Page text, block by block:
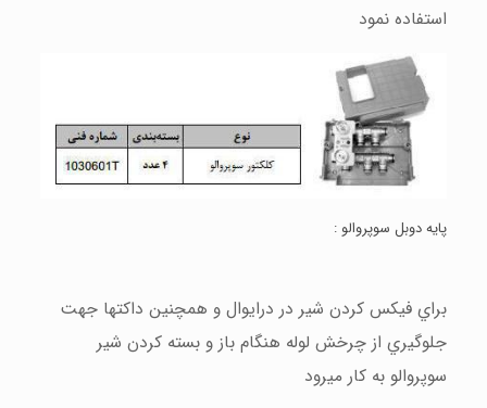
استفاده نمود
پايه دوبل سوپروالو :
براي فيكس كردن شير در درايوال و همچنين داكتها جهت
جلوگيري از چرخش لوله هنگام باز و بسته كردن شير
سوپروالو به كار ميرود